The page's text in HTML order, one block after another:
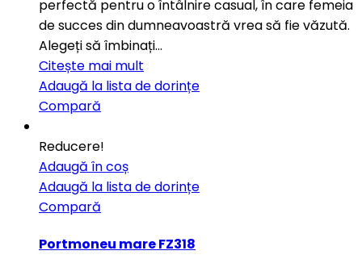
perfectă pentru o întâlnire casual, în care femeia
de succes din dumneavoastră vrea să fie văzută.
Alegeți să îmbinați…
Citește mai mult
Adaugă la lista de dorințe
Compară
Reducere!
Adaugă în coș
Adaugă la lista de dorințe
Compară
Portmoneu mare FZ318